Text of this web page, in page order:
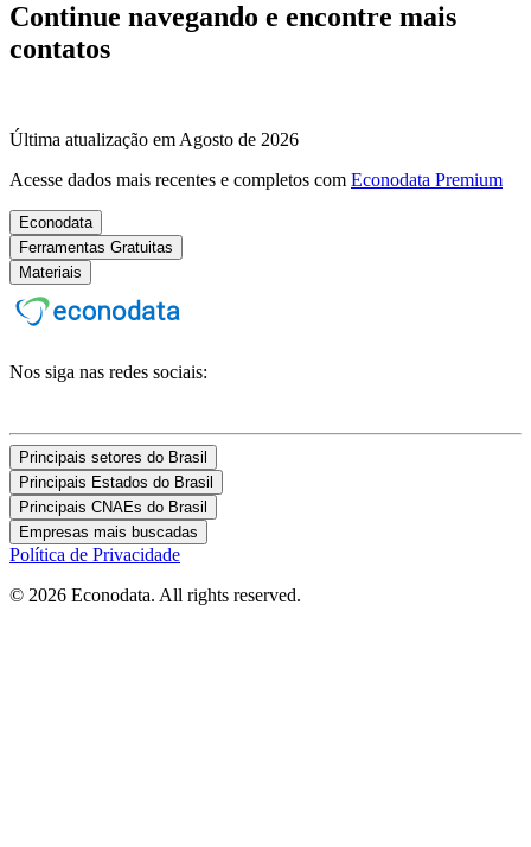
Continue navegando e encontre mais
contatos
Última atualização em Agosto de 2026
Acesse dados mais recentes e completos com Econodata Premium
Econodata
Ferramentas Gratuitas
Materiais
Nos siga nas redes sociais:
Principais setores do Brasil
Principais Estados do Brasil
Principais CNAEs do Brasil
Empresas mais buscadas
Política de Privacidade
© 2026 Econodata. All rights reserved.